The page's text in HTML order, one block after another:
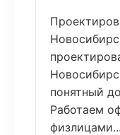
понятный
Работаем